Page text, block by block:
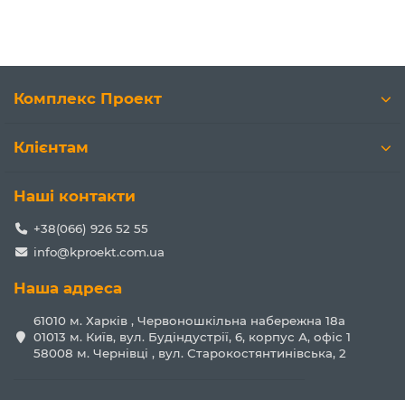
Комплекс Проект
Клієнтам
Наші контакти
+38(066) 926 52 55
info@kproekt.com.ua
Наша адреса
61010 м. Харків , Червоношкільна набережна 18а
01013 м. Київ, вул. Будіндустрії, 6, корпус А, офіс 1
58008 м. Чернівці , вул. Старокостянтинівська, 2